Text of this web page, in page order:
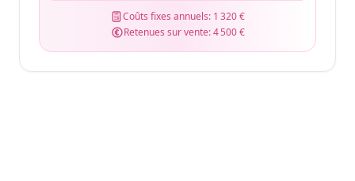
Coûts fixes annuels: 1 320 €
Retenues sur vente:4 500 €